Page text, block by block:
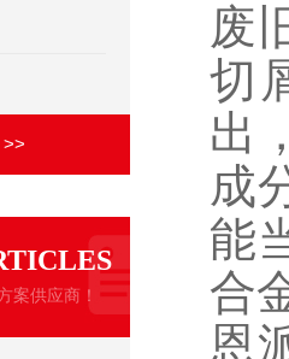
案供应商！
废
切
出
成
能
合
恩